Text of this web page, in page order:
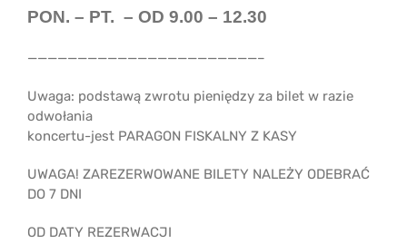
PON. – PT. – OD 9.00 – 12.30
———————————————————————–
Uwaga: podstawą zwrotu pieniędzy za bilet w razie
odwołania
koncertu-jest PARAGON FISKALNY Z KASY
UWAGA! ZAREZERWOWANE BILETY NALEŻY ODEBRAĆ
DO 7 DNI
OD DATY REZERWACJI